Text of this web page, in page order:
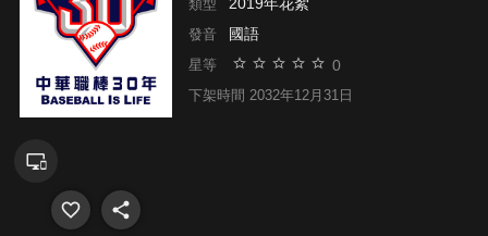
類型
發音 國語
星等 0
下架時間 2032年12月31日